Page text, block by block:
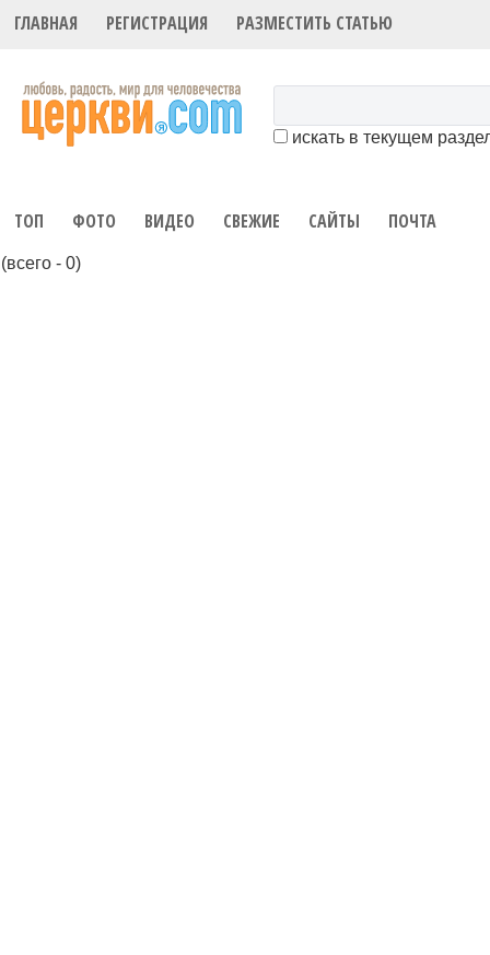
ГЛАВНАЯ РЕГИСТРАЦИЯ РАЗМЕСТИТЬ СТАТЬЮ
искать в текущем
ТОП ФОТО ВИДЕО СВЕЖИЕ САЙТЫ ПОЧТА
(всего - 0)